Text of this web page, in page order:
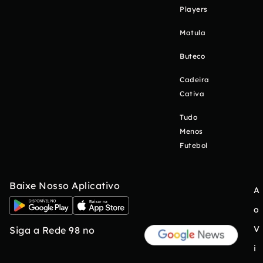
Players
Matula
Buteco
Cadeira
Cativa
Tudo
Menos
Futebol
Baixe Nosso Aplicativo
Siga a Rede 98 no
A
o
V
i